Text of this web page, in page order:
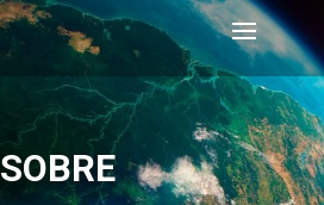
SOBRE